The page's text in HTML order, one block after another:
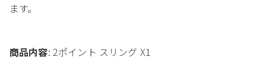
ます。
商品内容: 2ポイント スリング X1